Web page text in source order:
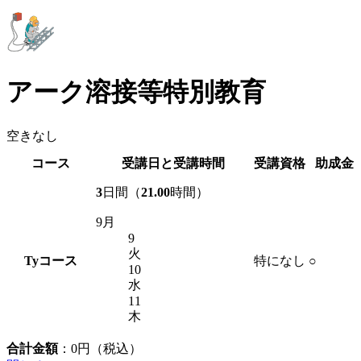
アーク溶接等特別教育
空きなし
コース
受講日と受講時間 受講資格 助成金
Tyコース
3日間（21.00時間）
9月
9
火
10
水
11
木
特になし ○
合計金額： 0円（税込）